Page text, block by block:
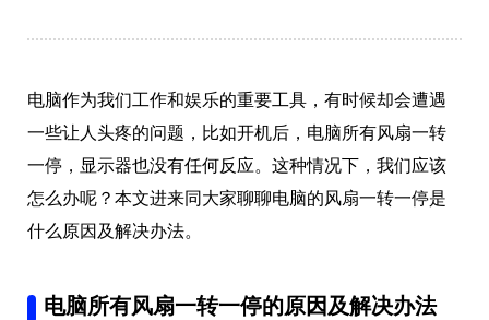
电脑作为我们工作和娱乐的重要工具，有时候却会遭遇
一些让人头疼的问题，比如开机后，电脑所有风扇一转
一停，显示器也没有任何反应。这种情况下，我们应该
怎么办呢？本文进来同大家聊聊电脑的风扇一转一停是
什么原因及解决办法。
电脑所有风扇一转一停的原因及解决办法